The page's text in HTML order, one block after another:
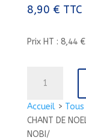
Accueil>
CHANT DE
NOBI/
8,90 € TTC
Prix HT : 8,44 €
UN
CHANT
DE